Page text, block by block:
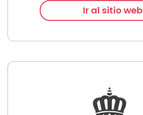
Ir al sitio web